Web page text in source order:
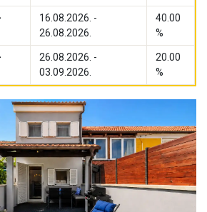
16.08.2026. -
26.08.2026.
40.00
%
26.08.2026. -
03.09.2026.
20.00
%